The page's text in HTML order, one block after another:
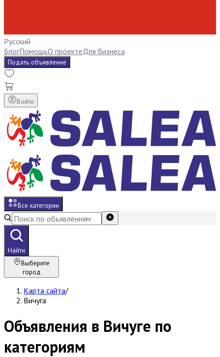
Русский
БлогПомощьО проектеДля бизнеса
Подать объявление
Войти
Все категории
Найти
Выберите
город
Карта сайта/
Вичуга
Объявления в Вичуге по
категориям